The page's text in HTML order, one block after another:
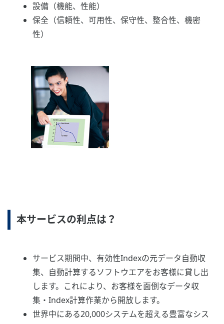
設備（機能、性能）
保全（信頼性、可用性、保守性、整合性、機密
性）
本サービスの利点は？
サービス期間中、有効性Indexの元データ自動収
集、自動計算するソフトウエアをお客様に貸し出
します。これにより、お客様を面倒なデータ収
集・Index計算作業から開放します。
世界中にある20,000システムを超える豊富なシス